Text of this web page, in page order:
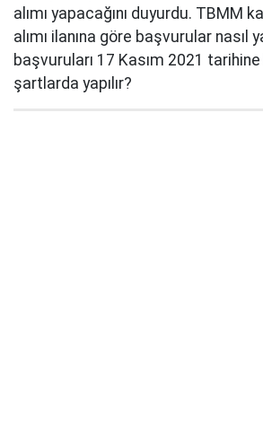
alımı yapacağını duyurdu. TBMM
alımı ilanına göre başvurular nasıl
başvuruları 17 Kasım 2021
şartlarda yapılır?